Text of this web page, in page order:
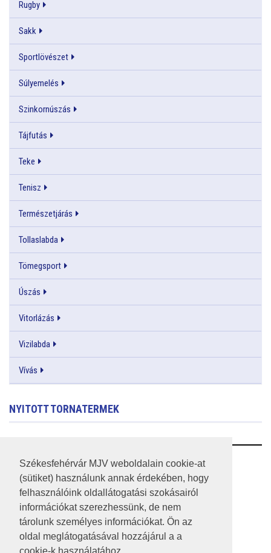
Székesfehérvár MJV weboldalain cookie-at
(sütiket) használunk annak érdekében, hogy
felhasználóink oldallátogatási szokásairól
információkat szerezhessünk, de nem
tárolunk személyes információkat. Ön az
oldal meglátogatásával hozzájárul a a
Rugby
Sakk
Sportlövészet
Súlyemelés
Szinkornúszás
Tájfutás
Teke
Tenisz
Természetjárás
Tollaslabda
Tömegsport
Úszás
Vitorlázás
Vizilabda
Vívás
NYITOTT TORNATERMEK
RSS
A HONLAP 2017.03.31-I ÁLLAPOTA
JOGI NYILATKOZAT
IMPRESSZUM